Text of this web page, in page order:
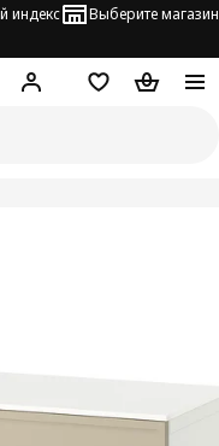
индекс Выберите магазин
Hej! ВойтиСписокКорзина